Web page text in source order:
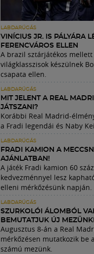
LABDARÚGÁS
VINÍCIUS JR. IS PÁLYÁRA
FERENCVÁROS ELLEN
A brazil sztárjátékos
világklasszisok készülnek
csapata ellen.
LABDARÚGÁS
MIT JELENT A REAL
JÁTSZANI?
Korábbi Real Madrid-
a Fradi legendái és Naby
LABDARÚGÁS
FRADI KAMION A
AJÁNLATBAN!
A játék Fradi kamion 60
kedvezménnyel lesz
elleni mérkőzésünk napján.
LABDARÚGÁS
SZURKOLÓI ÁLOMBÓL
BEMUTATJUK ÚJ
Augusztus 8-án a Real
mérkőzésen mutatkozik be
számú mezünk.